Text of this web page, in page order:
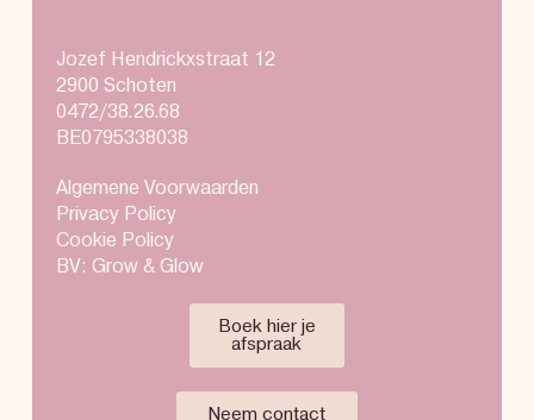
Jozef Hendrickxstraat 12
2900 Schoten
0472/38.26.68
BE0795338038
Algemene Voorwaarden
Privacy Policy
Cookie Policy
BV: Grow & Glow
Boek hier je
afspraak
Neem contact